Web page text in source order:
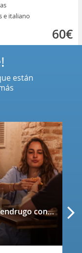
e italiano
60€
Cena completa para dos en Mendrugo con cerveza artesana incluida
están